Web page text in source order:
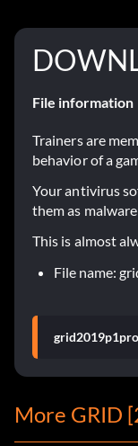
File information
Trainers are
behavior of a
Your antivirus
them as
This is almost
File name:
More GRID